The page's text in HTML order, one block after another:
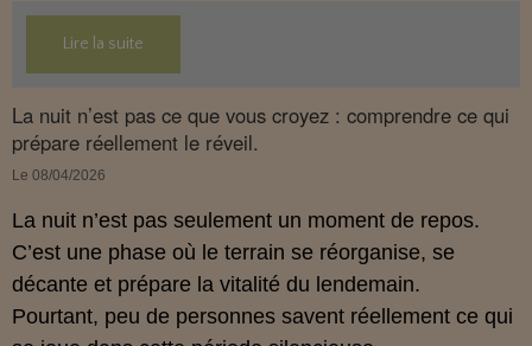
son interaction avec le système endocannabinoïde.
Cet article propose une mise au point claire, moderne
et conforme à la réglementation française de 2026.
Lire la suite
La nuit n’est pas ce que vous croyez : comprendre ce qui
prépare réellement le réveil.
Le 08/04/2026
La nuit n’est pas seulement un moment de repos.
C’est une phase où le terrain se réorganise, se
décante et prépare la vitalité du lendemain.
Pourtant, peu de personnes savent réellement ce qui